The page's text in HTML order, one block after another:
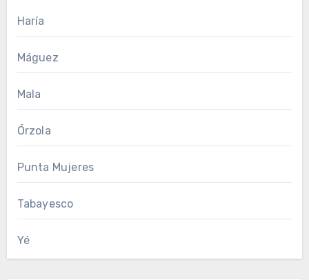
Haría
Máguez
Mala
Órzola
Punta Mujeres
Tabayesco
Yé